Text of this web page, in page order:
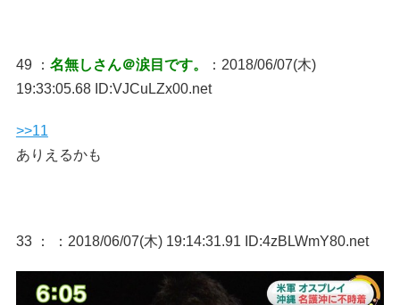
49 ： 名無しさん＠涙目です。
：2018/06/07(木)
19:33:05.68 ID:VJCuLZx00.net
>>11
ありえるかも
33 ： ：2018/06/07(木) 19:14:31.91 ID:4zBLWmY80.net